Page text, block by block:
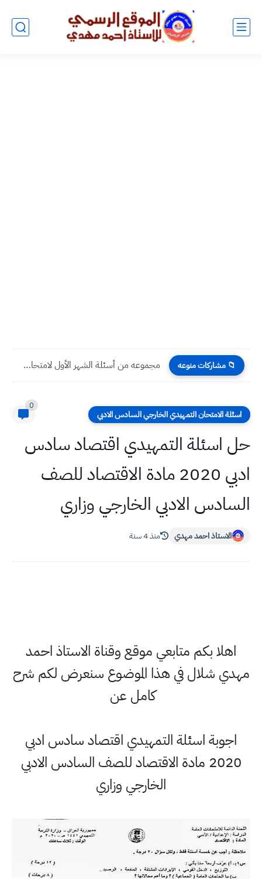
📁 مشاركات منوعه مجموعه من أسئلة الشهر الأول لامتحان بعد نصف السنة جميع...
اسئلة الامتحان التمهيدي الخارجي السادس الادبي
0
حل اسئلة التمهيدي اقتصاد سادس
ادبي 2020 مادة الاقتصاد للصف
السادس الادبي الخارجي وزاري
الاستاذ احمد مهدي منذ 4 سنة
اهلا بكم متابعي موقع وقناة الاستاذ احمد
مهدي شلال في هذا الموضوع سنعرض لكم شرح
كامل عن
اجوبة اسئلة التمهيدي اقتصاد سادس ادبي
2020 مادة الاقتصاد للصف السادس الادبي
الخارجي وزاري